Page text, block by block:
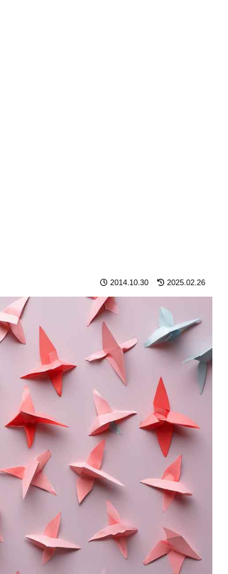
2014.10.30 2025.02.26